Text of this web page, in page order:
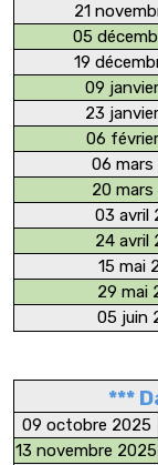
21
05
19
09
23
06
06 mars
20
03 avril
24 avril
15 mai
29 mai
05 juin
***
09 octobre 2025
13 novembre 2025